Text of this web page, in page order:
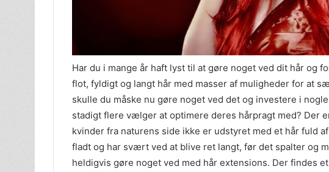
Har du i mange år haft lyst til at gøre noget ved dit hår og
flot, fyldigt og langt hår med masser af muligheder for at
skulle du måske nu gøre noget ved det og investere i
stadigt flere vælger at optimere deres hårpragt med? Der
kvinder fra naturens side ikke er udstyret med et hår fuld
fladt og har svært ved at blive ret langt, før det spalter og
heldigvis gøre noget ved med hår extensions. Der findes